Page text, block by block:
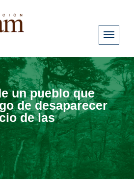
un pueblo que
de desaparecer
de las